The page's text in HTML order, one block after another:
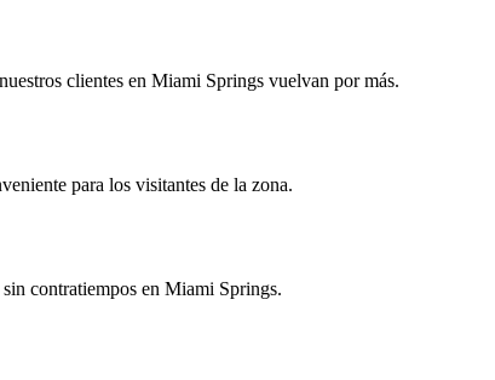
clientes en Miami Springs vuelvan por más.
para los visitantes de la zona.
contratiempos en Miami Springs.